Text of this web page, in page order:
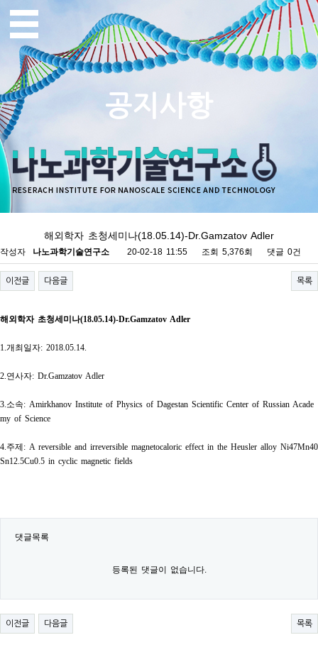
공지사항
해외학자 초청세미나(18.05.14)-Dr.Gamzatov Adler
작성자 나노과학기술연구소 20-02-18 11:55 조회 5,376회 댓글 0건
이전글 다음글 목록
해외학자 초청세미나(18.05.14)-Dr.Gamzatov Adler
1.개최일자: 2018.05.14.
2.연사자: Dr.Gamzatov Adler
3.소속: Amirkhanov Institute of Physics of Dagestan Scientific Center of Russian Acade
my of Science
4.주제 : A reversible and irreversible magnetocaloric effect in the Heusler alloy Ni47Mn40
Sn12.5Cu0.5 in cyclic magnetic fields
댓글목록
등록된 댓글이 없습니다.
이전글 다음글 목록